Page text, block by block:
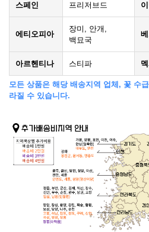
스페인 프리저브드
에티오피아
장미, 안개,
백묘국
아르헨티나 스티파
모든 상품은 해당 배송지역 업체, 꽃 수
라질 수 있습니다.